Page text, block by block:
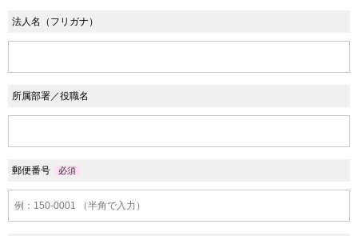
法人名（フリガナ）
所属部署／役職名
郵便番号 必須